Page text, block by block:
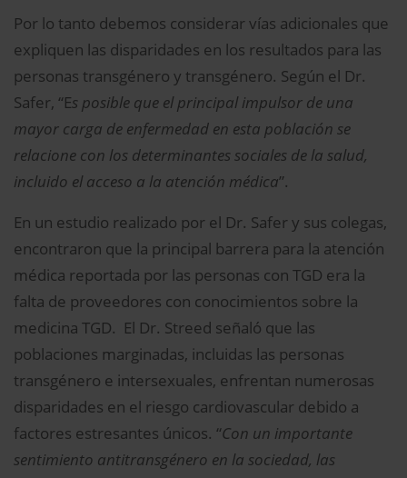
Por lo tanto debemos considerar vías adicionales que
expliquen las disparidades en los resultados para las
personas transgénero y transgénero. Según el Dr.
Safer, “Es posible que el principal impulsor de una
mayor carga de enfermedad en esta población se
relacione con los determinantes sociales de la salud,
incluido el acceso a la atención médica”.
En un estudio realizado por el Dr. Safer y sus colegas,
encontraron que la principal barrera para la atención
médica reportada por las personas con TGD era la
falta de proveedores con conocimientos sobre la
medicina TGD. El Dr. Streed señaló que las
poblaciones marginadas, incluidas las personas
transgénero e intersexuales, enfrentan numerosas
disparidades en el riesgo cardiovascular debido a
factores estresantes únicos. “Con un importante
sentimiento antitransgénero en la sociedad, las